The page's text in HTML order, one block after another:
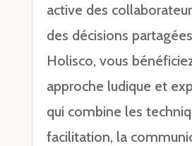
active des
des décisions
Holisco, vous
approche ludique et
qui combine les
facilitation, la